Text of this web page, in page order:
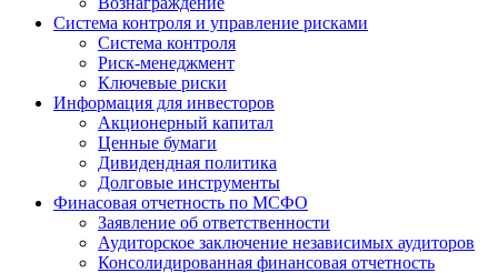
Система контроля и управление рисками
Система контроля
Риск-менеджмент
Ключевые риски
Информация для инвесторов
Акционерный капитал
Ценные бумаги
Дивидендная политика
Долговые инструменты
Финасовая отчетность по МСФО
Заявление об ответственности
Аудиторское заключение независимых аудиторов
Консолидированная финансовая отчетность